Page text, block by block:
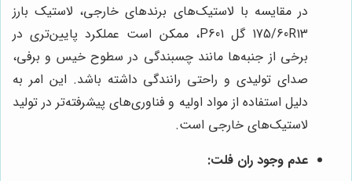
در مقایسه با لاستیک‌های برندهای خارجی، لاستیک بارز
175/60R13 گل P601، ممکن است عملکرد پایین‌تری در
برخی از جنبه‌ها مانند چسبندگی در سطوح خیس و برفی،
صدای تولیدی و راحتی رانندگی داشته باشد. این امر به
دلیل استفاده از مواد اولیه و فناوری‌های پیشرفته‌تر در تولید
لاستیک‌های خارجی است.
عدم وجود ران فلت: